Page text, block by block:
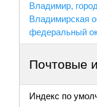
Владимир,
Владимирская
федеральный
Почтовые
Индекс по